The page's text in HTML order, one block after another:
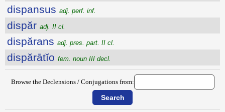
dispansus adj. perf. inf.
dispăr adj. II cl.
dispărans adj. pres. part. II cl.
dispărātĭo fem. noun III decl.
Browse the Declensions / Conjugations from: